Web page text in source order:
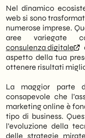
un piano
chiari e
traffico
ROI a
consulenza
rapporto
tempo,
attività
autorità
Nel dinamico
web si sono
numerose imprese.
aree variegate
consulenza digitale
aspetto della tua
ottenere risultati
La maggior parte
consapevole che
marketing online è
tipo di business.
l’evoluzione della
delle strategie